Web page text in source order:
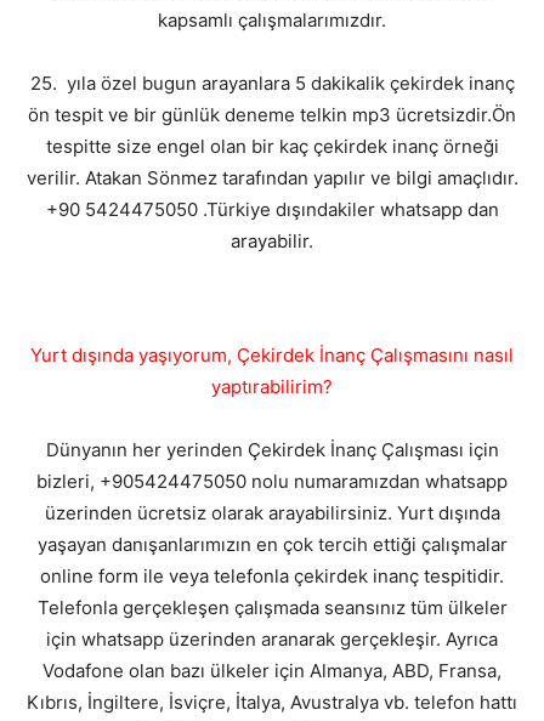
kapsamlı çalışmalarımızdır.
25. yıla özel bugun arayanlara 5 dakikalik çekirdek inanç
ön tespit ve bir günlük deneme telkin mp3 ücretsizdir.Ön
tespitte size engel olan bir kaç çekirdek inanç örneği
verilir. Atakan Sönmez tarafından yapılır ve bilgi amaçlıdır.
+90 5424475050 .Türkiye dışındakiler whatsapp dan
arayabilir.
Yurt dışında yaşıyorum, Çekirdek İnanç Çalışmasını nasıl
yaptırabilirim?
Dünyanın her yerinden Çekirdek İnanç Çalışması için
bizleri, +905424475050 nolu numaramızdan whatsapp
üzerinden ücretsiz olarak arayabilirsiniz. Yurt dışında
yaşayan danışanlarımızın en çok tercih ettiği çalışmalar
online form ile veya telefonla çekirdek inanç tespitidir.
Telefonla gerçekleşen çalışmada seansınız tüm ülkeler
için whatsapp üzerinden aranarak gerçekleşir. Ayrıca
Vodafone olan bazı ülkeler için Almanya, ABD, Fransa,
Kıbrıs, İngiltere, İsviçre, İtalya, Avustralya vb. telefon hattı